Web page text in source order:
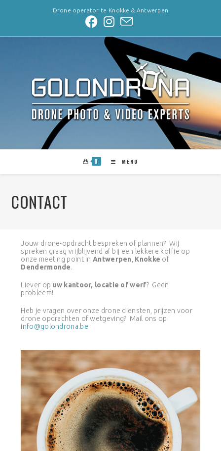
Drone operator te Knokke & Antwerpen
0 MENU
CONTACT
Jouw drone-opdracht bespreken of plannen? Wij
spreken graag vrijblijvend af bij een lekkere koffie op
onze meeting point inAntwerpen Knokke of
Dendermonde.
Liever op uw kantoor, locatie of werf? Geen
probleem!
Heb je vragen over onze drone diensten, prijzen voor
drone opdrachten of wetgeving? Mail ons op
info@golondrona.be